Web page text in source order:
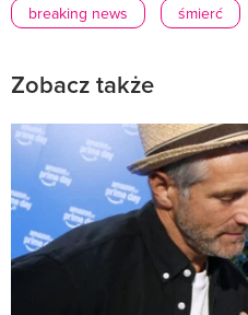
breaking news śmierć
Zobacz także